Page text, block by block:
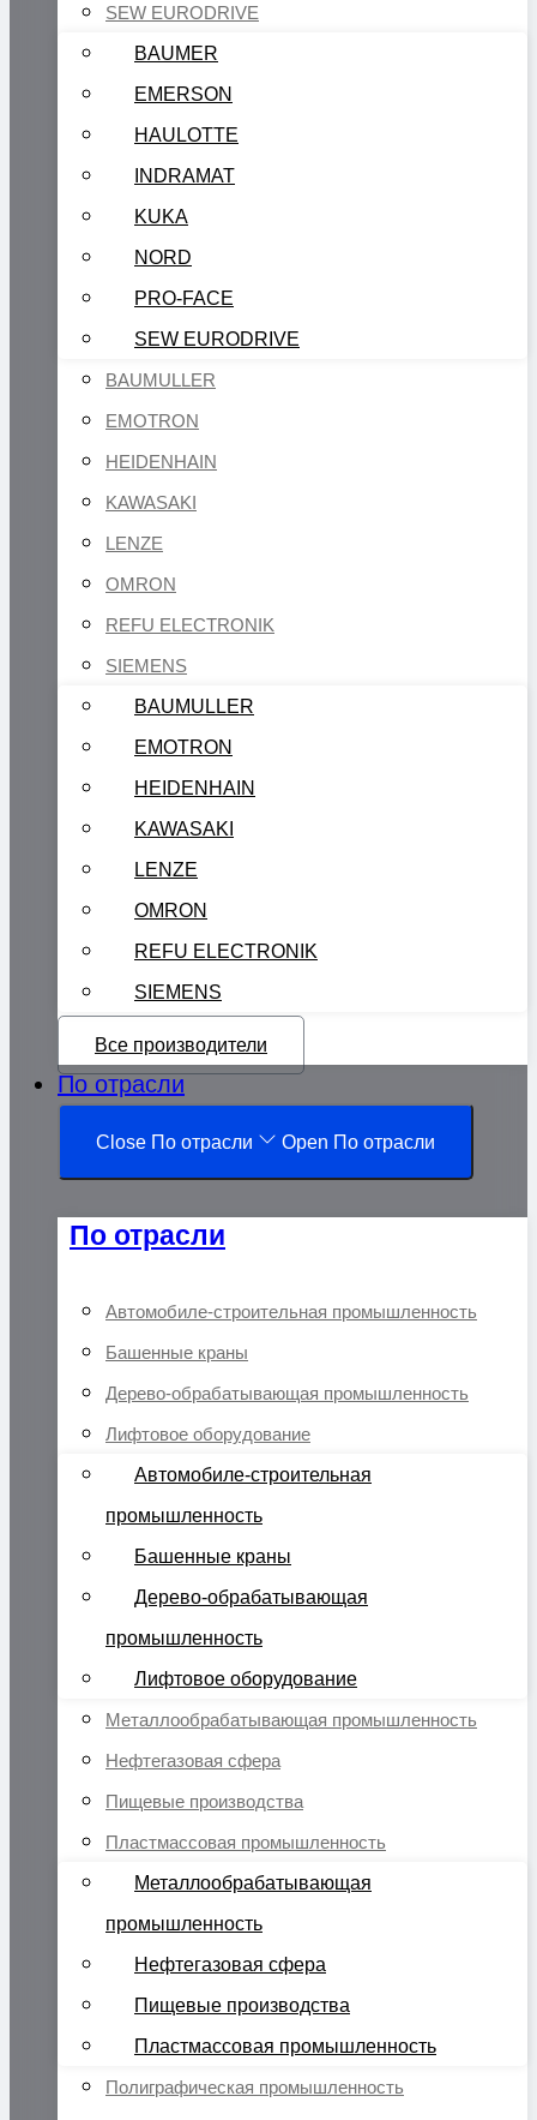
SEW EURODRIVE
BAUMER
EMERSON
HAULOTTE
INDRAMAT
KUKA
NORD
PRO-FACE
SEW EURODRIVE
BAUMULLER
EMOTRON
HEIDENHAIN
KAWASAKI
LENZE
OMRON
REFU ELECTRONIK
SIEMENS
BAUMULLER
EMOTRON
HEIDENHAIN
KAWASAKI
LENZE
OMRON
REFU ELECTRONIK
SIEMENS
Все производители
По отрасли
Close По отрасли Open По отрасли
По отрасли
Автомобиле-строительная промышленность
Башенные краны
Дерево-обрабатывающая промышленность
Лифтовое оборудование
Автомобиле-строительная
промышленность
Башенные краны
Дерево-обрабатывающая
промышленность
Лифтовое оборудование
Металлообрабатывающая промышленность
Нефтегазовая сфера
Пищевые производства
Пластмассовая промышленность
Металлообрабатывающая
промышленность
Нефтегазовая сфера
Пищевые производства
Пластмассовая промышленность
Полиграфическая промышленность